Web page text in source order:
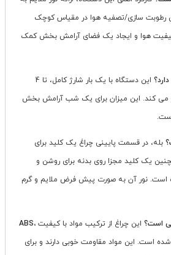
رطوبت سازی/تصفیه هوا در مقیاس کوچک
هوا و ایجاد یک فضای آرامش بخش کمک
این دستگاه با یک بار شارژ کامل، تا 4
کند. این میزان برای یک شب آرامش بخش
بله، در قسمت پایینی چراغ یک کلید برای
یک کلید مجزا روی بدنه برای روشن و
است. نور آن به صورت پیش فرض ملایم و گرم
است؟ این چراغ از ترکیب مواد با کیفیت ABS،
است. این مواد مقاومت خوبی دارند و برای